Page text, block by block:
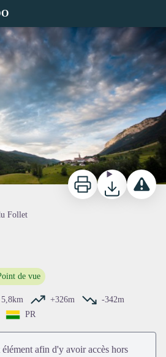
- S.M Booth
Voir l'image en plein écran
ImprimerTéléchargerSignaler
Follet
de vue
5,8km +326m
-342m
PR
afin d'y avoir accès hors